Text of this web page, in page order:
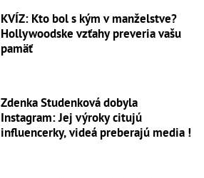
KVÍZ: Kto bol s kým v manželstve?
Hollywoodske vzťahy preveria vašu
pamäť
Zdenka Studenková dobyla
Instagram: Jej výroky citujú
influencerky, videá preberajú media !